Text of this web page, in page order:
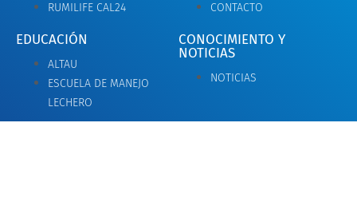
RUMILIFE CAL24
CONTACTO
EDUCACIÓN
ALTAU
ESCUELA DE MANEJO
LECHERO
CONOCIMIENTO Y
NOTICIAS
NOTICIAS